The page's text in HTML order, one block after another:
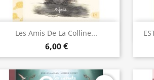
Les Amis De La Colline...
6,00 €
Aperçu rapide